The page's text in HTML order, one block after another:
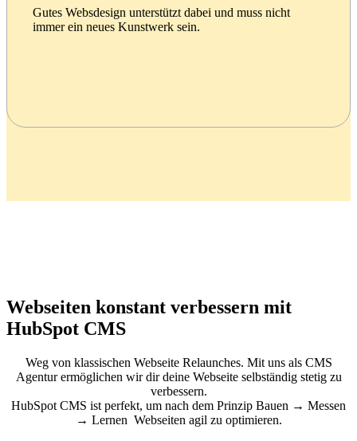
Gutes Websdesign unterstützt dabei und muss nicht
immer ein neues Kunstwerk sein.
Webseiten konstant verbessern mit
HubSpot CMS
Weg von klassischen Webseite Relaunches. Mit uns als CMS
Agentur ermöglichen wir dir deine Webseite selbständig stetig zu
verbessern.
HubSpot CMS ist perfekt, um nach dem Prinzip Bauen → Messen
→ Lernen Webseiten agil zu optimieren.